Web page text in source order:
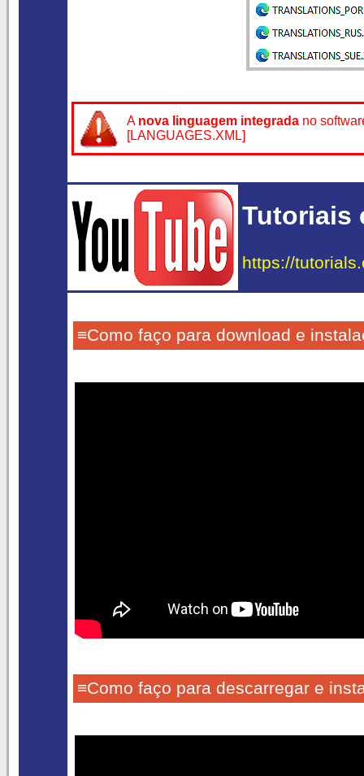
A nova linguagem integrada no
[LANGUAGES.XML]
Tutoriais
https://
≡Como faço para download e
≡Como faço para descarregar e